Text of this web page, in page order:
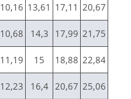
10,16 13,61 17,11 20,67
10,68 14,3 17,99 21,75
11,19 15 18,88 22,84
12,23 16,4 20,67 25,06